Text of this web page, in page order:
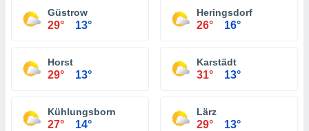
Güstrow
29° 13°
Heringsdorf
26° 16°
Horst
29° 13°
Karstädt
31° 13°
Kühlungsborn
27° 14°
Lärz
29° 13°